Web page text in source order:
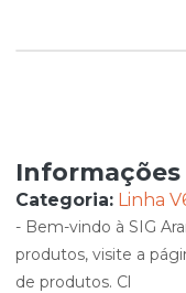
Informações
Categoria: Linha
- Bem-vindo à SIG
produtos, visite a
de produtos. Cl